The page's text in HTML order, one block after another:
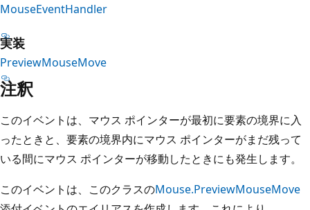
MouseEventHandler
実装
PreviewMouseMove
注釈
このイベントは、マウス ポインターが最初に要素の境界に入
ったときと、要素の境界内にマウス ポインターがまだ残って
いる間にマウス ポインターが移動したときにも発生します。
このイベントは、このクラスのMouse.PreviewMouseMove